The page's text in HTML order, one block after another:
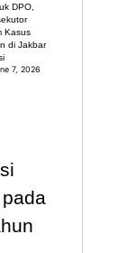
DPO,
Kasus
di Jakbar
7, 2026